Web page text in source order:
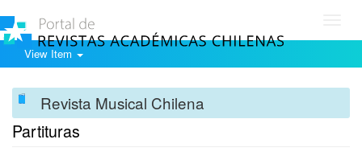
View Item
Revista Musical Chilena
Partituras